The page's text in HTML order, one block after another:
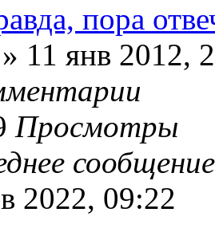
пора
» 11 янв 2012,
Просмотры
2022, 09:22